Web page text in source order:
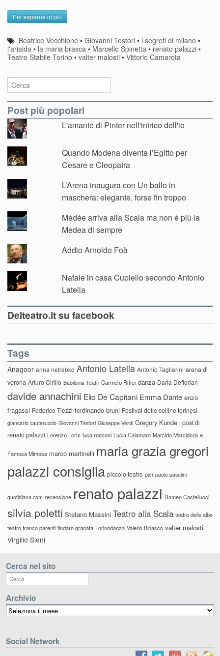
Per saperne di più
Beatrice Vecchione •Giovanni Testori •i segreti di milano •
l'arialda • la maria brasca • Marcello Spinetta • renato palazzi •
Teatro Stabile Torino • valter malosti • Vittorio Camarota
Post più popolari
L'amante di Pinter nell'intrico dell'io
Quando Modena diventa l’Egitto per
Cesare e Cleopatra
L’Arena inaugura con Un ballo in
maschera: elegante, forse fin troppo
Médée arriva alla Scala ma non è più la
Medea di sempre
Addio Arnoldo Foà
Natale in casa Cupiello secondo Antonio
Latella
Delteatro.it su facebook
Tags
Anagoor anna netrebko Antonio Latella Antonio Tagliarini arena di
verona Arturo Cirillo Babilonia Teatri Carmelo Rifici danza Daria Deflorian
davide annachini Elio De Capitani Emma Dante enzo
fragassi Federico Tiezzi ferdinando bruni Festival delle colline torinesi
giancarlo cauteruccio Giovanni Testori Giuseppe Verdi Gregory Kunde i post di
renato palazzi Lorenzo Loris luca ronconi Lucia Calamaro Marcido Marcidorjs e
Famosa Mimosa marco martinelli maria grazia gregori
palazzi consiglia piccolo teatro pier paolo pasolini
quotidiana.com recensione renato palazzi Romeo Castellucci
silvia poletti Stefano Massini Teatro alla Scala teatro delle albe
teatro franco parenti tindaro granata Torinodanza Valerio Binasco valter malosti
Virgilio Sieni
Cerca nel sito
Archivio
Archivio
Social Network